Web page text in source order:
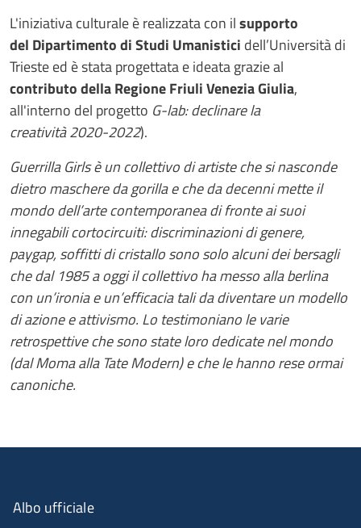
L'iniziativa culturale è realizzata con ilsupporto
del Dipartimento di Studi Umanistici dell’Università di
Trieste ed è stata progettata e ideata grazie al
contributo della Regione Friuli Venezia Giulia,
all'interno del progetto G-lab: declinare la
creatività 2020-2022).
Guerrilla Girls è un collettivo di artiste che si nasconde
dietro maschere da gorilla e che da decenni mette il
mondo dell’arte contemporanea di fronte ai suoi
innegabili cortocircuiti: discriminazioni di genere,
paygap, soffitti di cristallo sono solo alcuni dei bersagli
che dal 1985 a oggi il collettivo ha messo alla berlina
con un’ironia e un’efficacia tali da diventare un modello
di azione e attivismo. Lo testimoniano le varie
retrospettive che sono state loro dedicate nel mondo
(dal Moma alla Tate Modern) e che le hanno rese ormai
canoniche.
Albo ufficiale